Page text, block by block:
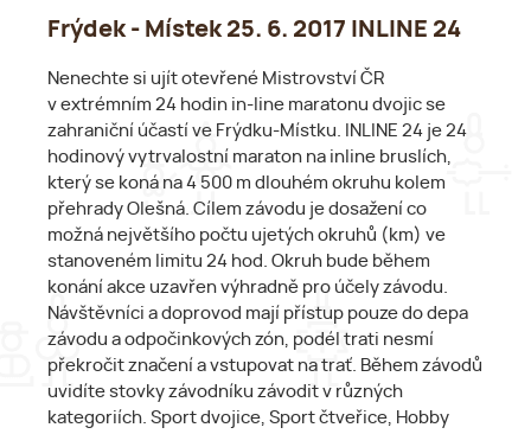
Frýdek - Místek 25. 6. 2017 INLINE 24
Nenechte si ujít otevřené Mistrovství ČR
v extrémním 24 hodin in-line maratonu dvojic se
zahraniční účastí ve Frýdku-Místku. INLINE 24 je 24
hodinový vytrvalostní maraton na inline bruslích,
který se koná na 4 500 m dlouhém okruhu kolem
přehrady Olešná. Cílem závodu je dosažení co
možná největšího počtu ujetých okruhů (km) ve
stanoveném limitu 24 hod. Okruh bude během
konání akce uzavřen výhradně pro účely závodu.
Návštěvníci a doprovod mají přístup pouze do depa
závodu a odpočinkových zón, podél trati nesmí
překročit značení a vstupovat na trať. Během závodů
uvidíte stovky závodníku závodit v různých
kategoriích. Sport dvojice, Sport čtveřice, Hobby